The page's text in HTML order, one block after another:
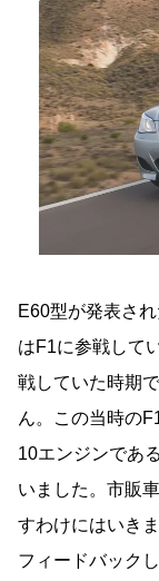
E60型が発表さ
はF1に参戦して
戦していた時期
ん。この当時の
10エンジンであ
いました。市販
すわけにはいき
フィードバック